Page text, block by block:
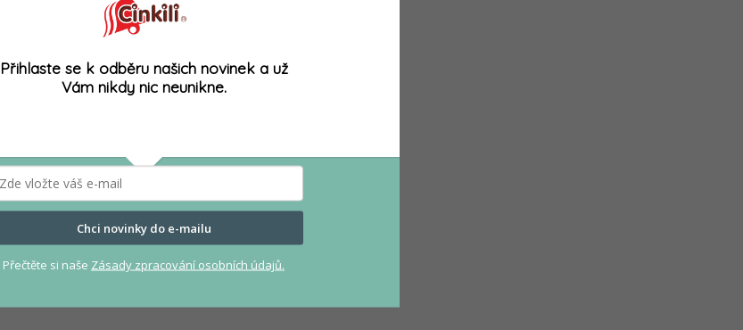
Přihlaste se k odběru našich novinek a už
Vám nikdy nic neunikne.
Chci novinky do e-mailu
Přečtěte si naše Zásady zpracování osobních údajů.